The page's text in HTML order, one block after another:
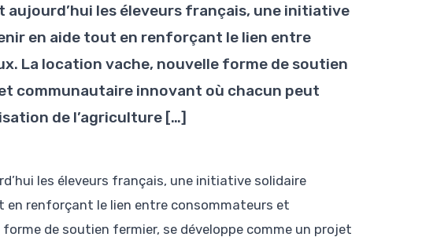
les éleveurs français, une initiative
en aide tout en renforçant le lien entre
La location vache, nouvelle forme de soutien
communautaire innovant où chacun peut
de l’agriculture […]
les éleveurs français, une initiative solidaire
en renforçant le lien entre consommateurs et
de soutien fermier, se développe comme un projet